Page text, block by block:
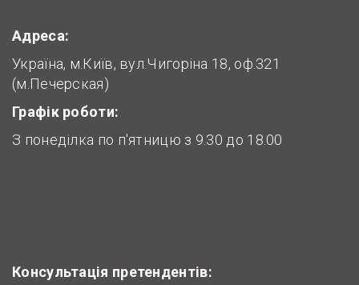
Адреса:
Україна, м.Київ, вул.Чигоріна 18, оф.321
(м.Печерская)
Графік роботи:
З понеділка по п'ятницю з 9.30 до 18.00
Консультація претендентів: